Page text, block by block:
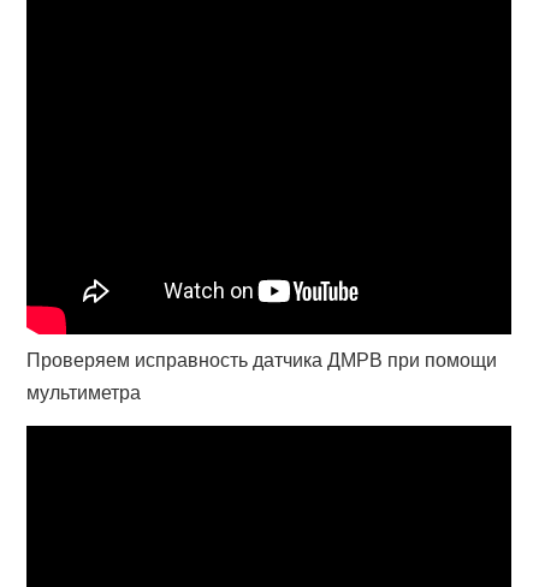
Проверяем исправность датчика ДМРВ при помощи
мультиметра